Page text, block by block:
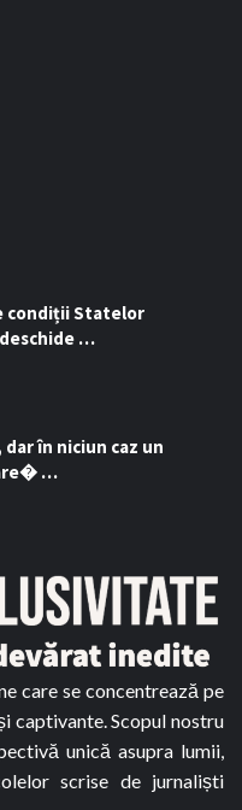
condiții Statelor
…
în niciun caz un
…
care se concentrează pe
captivante. Scopul nostru
unică asupra lumii,
scrise de jurnaliști